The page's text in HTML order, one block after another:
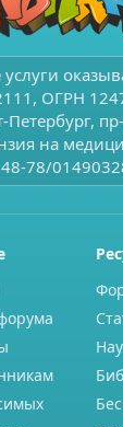
ОГРН
Петербург,
на
78/